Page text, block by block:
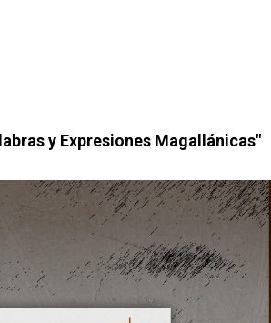
y Expresiones Magallánicas"